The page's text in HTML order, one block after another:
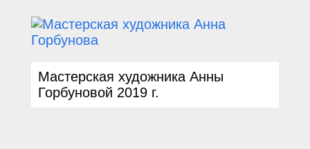
Мастерская художника Анны
Горбуновой 2019 г.